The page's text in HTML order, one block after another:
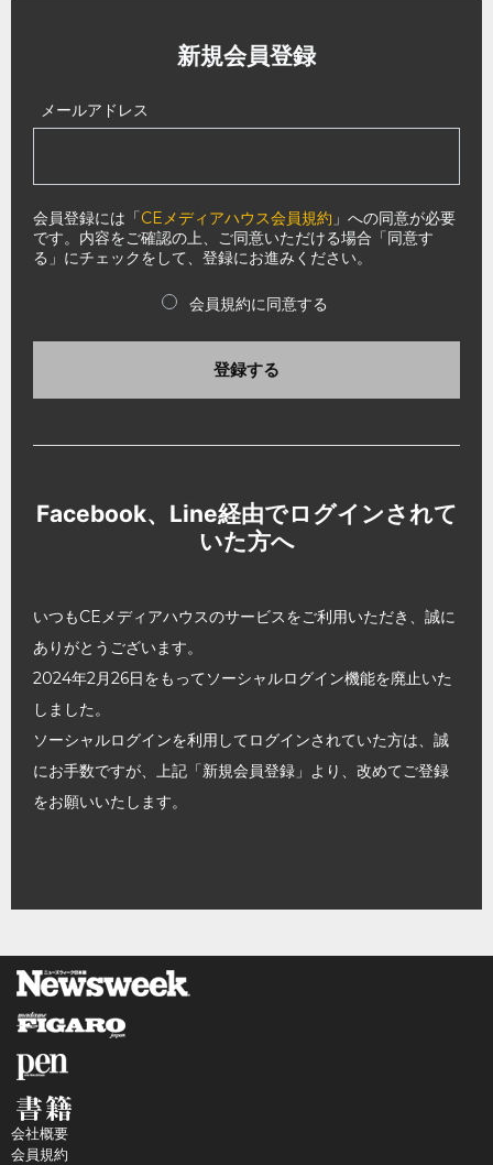
新規会員登録
メールアドレス
会員登録には「CEメディアハウス会員規約 」への同意が必要
です。内容をご確認の上、ご同意いただける場合「同意す
る」にチェックをして、登録にお進みください。
会員規約に同意する
登録する
Facebook、Line経由でログインされて
いた方へ
いつもCEメディアハウスのサービスをご利用いただき、誠に
ありがとうございます。
2024年2月26日をもってソーシャルログイン機能を廃止いた
しました。
ソーシャルログインを利用してログインされていた方は、誠
にお手数ですが、上記「新規会員登録」より、改めてご登録
をお願いいたします。
会社概要
会員規約